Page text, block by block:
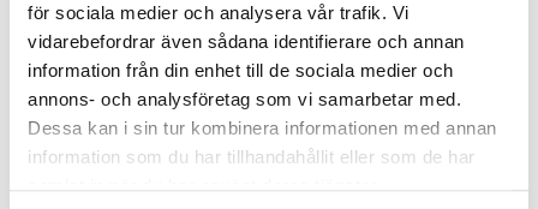
för sociala medier och analysera vår trafik. Vi
vidarebefordrar även sådana identifierare och annan
information från din enhet till de sociala medier och
annons- och analysföretag som vi samarbetar med.
Dessa kan i sin tur kombinera informationen med annan
information som du har tillhandahållit eller som de har
REFLEKTIONER 9 DECEMBER 2020
Tommi Blomberg, CEO, Aidon
Oy: Nya driftsmodeller för en
marknad i förändring